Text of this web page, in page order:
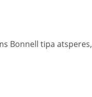
Bonnell tipa atsperes,